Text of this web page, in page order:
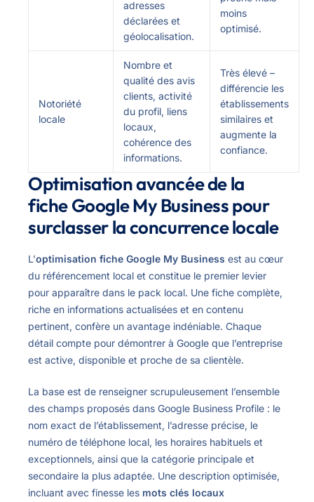
adresses
déclarées et
géolocalisation.
moins
optimisé.
Notoriété
locale
Nombre et
qualité des avis
clients, activité
du profil, liens
locaux,
cohérence des
informations.
Très élevé –
différencie les
établissements
similaires et
augmente la
confiance.
Optimisation avancée de la
fiche Google My Business pour
surclasser la concurrence locale
L’optimisation fiche Google My Business est au cœur
du référencement local et constitue le premier levier
pour apparaître dans le pack local. Une fiche complète,
riche en informations actualisées et en contenu
pertinent, confère un avantage indéniable. Chaque
détail compte pour démontrer à Google que l’entreprise
est active, disponible et proche de sa clientèle.
La base est de renseigner scrupuleusement l’ensemble
des champs proposés dans Google Business Profile : le
nom exact de l’établissement, l’adresse précise, le
numéro de téléphone local, les horaires habituels et
exceptionnels, ainsi que la catégorie principale et
secondaire la plus adaptée. Une description optimisée,
incluant avec finesse les mots clés locaux